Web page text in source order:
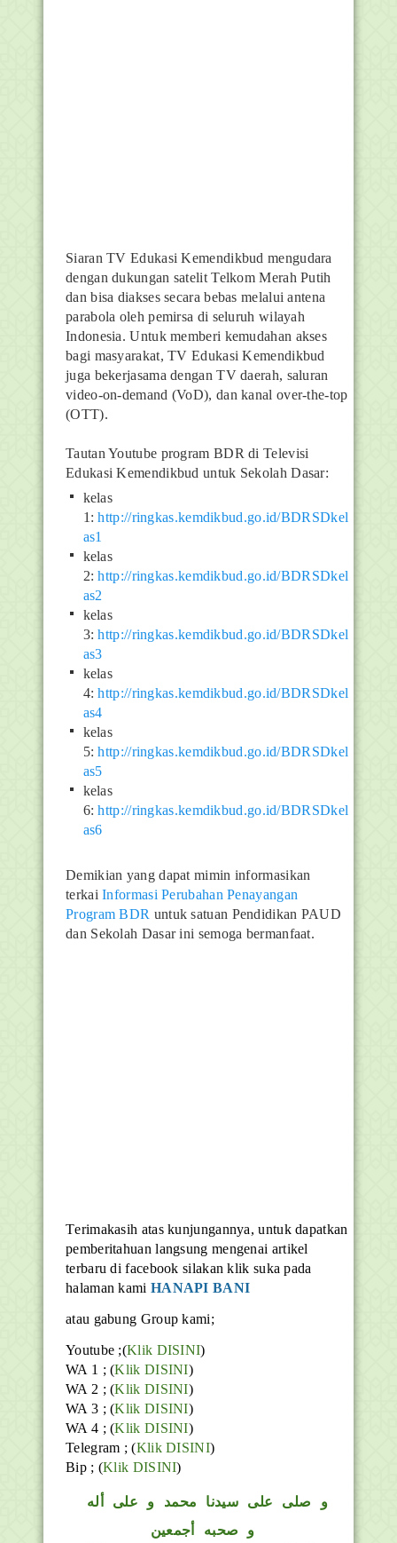
Siaran TV Edukasi Kemendikbud mengudara
dengan dukungan satelit Telkom Merah Putih
dan bisa diakses secara bebas melalui antena
parabola oleh pemirsa di seluruh wilayah
Indonesia. Untuk memberi kemudahan akses
bagi masyarakat, TV Edukasi Kemendikbud
juga bekerjasama dengan TV daerah, saluran
video-on-demand (VoD), dan kanal over-the-top
(OTT).
Tautan Youtube program BDR di Televisi
Edukasi Kemendikbud untuk Sekolah Dasar:
kelas
1:http://ringkas.kemdikbud.go.id/BDRSDkel
as1
kelas
2:http://ringkas.kemdikbud.go.id/BDRSDkel
as2
kelas
3:http://ringkas.kemdikbud.go.id/BDRSDkel
as3
kelas
4:http://ringkas.kemdikbud.go.id/BDRSDkel
as4
kelas
5:http://ringkas.kemdikbud.go.id/BDRSDkel
as5
kelas
6:http://ringkas.kemdikbud.go.id/BDRSDkel
as6
Demikian yang dapat mimin informasikan
terkaiInformasi Perubahan Penayangan
Program BDR untuk satuan Pendidikan PAUD
dan Sekolah Dasar ini semoga bermanfaat.
Terimakasih atas kunjungannya, untuk dapatkan
pemberitahuan langsung mengenai artikel
terbaru di facebook silakan klik suka pada
halaman kami HANAPI BANI
atau gabung Group kami;
Youtube ;(Klik DISINI)
WA 1 ; (Klik DISINI)
WA 2 ; (Klik DISINI)
WA 3 ; (Klik DISINI)
WA 4 ; (Klik DISINI)
Telegram ;(Klik DISINI)
Bip ; (Klik DISINI)
و صلى على سيدنا محمد و على أله
و صحبه أجمعين